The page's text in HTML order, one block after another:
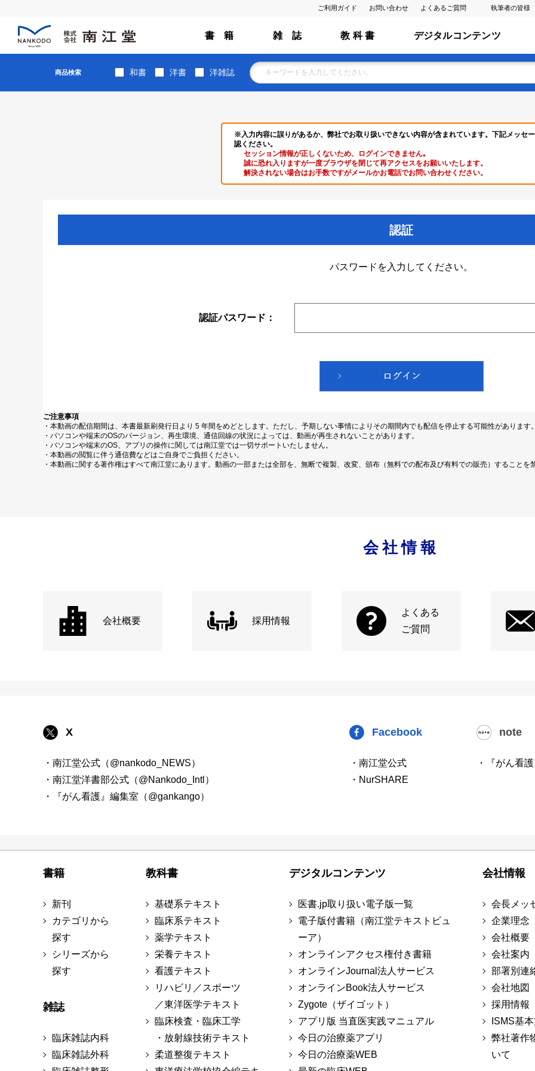
ご利用ガイド お問い合わせ よくあるご質問 執筆者の皆様
書 籍 雑 誌 教 科 書 デジタルコンテンツ
商品検索 和書 洋書 洋雑誌
※入力内容に誤りがあるか、弊社でお取り扱いできない内容が含まれています。下記メッセ
認ください。
セッション情報が正しくないため、ログインできません｡
誠に恐れ入りますが一度ブラウザを閉じて再アクセスをお願いいたします。
解決されない場合はお手数ですがメールかお電話でお問い合わせください。
認証
パスワードを入力してください。
認証パスワード：
ご注意事項
・本動画の配信期間は、本書最新刷発行日より 5 年間をめどとします。ただし、予期しない事情によりその期間内でも配信を停止する可能性があります。
・パソコンや端末のOSのバージョン、再生環境、通信回線の状況によっては、動画が再生されないことがあります。
・パソコンや端末のOS、アプリの操作に関しては南江堂では一切サポートいたしません。
・本動画の閲覧に伴う通信費などはご自身でご負担ください。
・本動画に関する著作権はすべて南江堂にあります。動画の一部または全部を、無断で複製、改変、頒布（無料での配布及び有料での販売）することを
会社情報
会社概要 採用情報
よくある
ご質問
X
・南江堂公式（@nankodo_NEWS）
・南江堂洋書部公式（@Nankodo_Intl）
・『がん看護』編集室（@gankango）
Facebook
・南江堂公式
・NurSHARE
note
・『がん看
書籍
新刊
カテゴリから
探す
シリーズから
探す
雑誌
臨床雑誌内科
臨床雑誌外科
教科書
基礎系テキスト
臨床系テキスト
薬学テキスト
栄養テキスト
看護テキスト
リハビリ／スポーツ
／東洋医学テキスト
臨床検査・臨床工学
・放射線技術テキスト
柔道整復テキスト
デジタルコンテンツ
医書.jp取り扱い電子版一覧
電子版付書籍（南江堂テキストビュ
ーア）
オンラインアクセス権付き書籍
オンラインJournal法人サービス
オンラインBook法人サービス
Zygote（ザイゴット）
アプリ版 当直医実践マニュアル
今日の治療薬アプリ
今日の治療薬WEB
会社情報
会長メッ
企業理念
会社概要
会社案内
部署別連
会社地図
採用情報
ISMS基
弊社著作
いて